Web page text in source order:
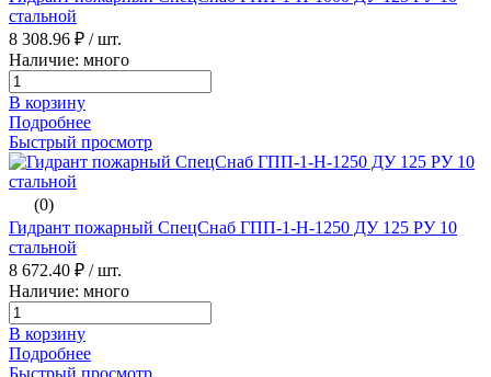
стальной
8 308.96 ₽ / шт.
Наличие: много
В корзину
Подробнее
Быстрый просмотр
(0)
Гидрант пожарный СпецСнаб ГПП-1-H-1250 ДУ 125 РУ 10
стальной
8 672.40 ₽ / шт.
Наличие: много
В корзину
Подробнее
Быстрый просмотр